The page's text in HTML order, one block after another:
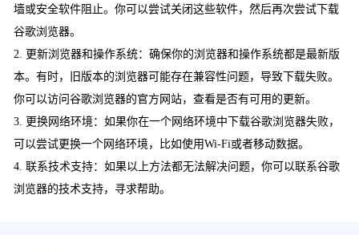
墙或安全软件阻止。你可以尝试关闭这些软件，然后再次尝试下载
谷歌浏览器。
2. 更新浏览器和操作系统：确保你的浏览器和操作系统都是最新版
本。有时，旧版本的浏览器可能存在兼容性问题，导致下载失败。
你可以访问谷歌浏览器的官方网站，查看是否有可用的更新。
3. 更换网络环境：如果你在一个网络环境中下载谷歌浏览器失败，
可以尝试更换一个网络环境，比如使用Wi-Fi或者移动数据。
4. 联系技术支持：如果以上方法都无法解决问题，你可以联系谷歌
浏览器的技术支持，寻求帮助。